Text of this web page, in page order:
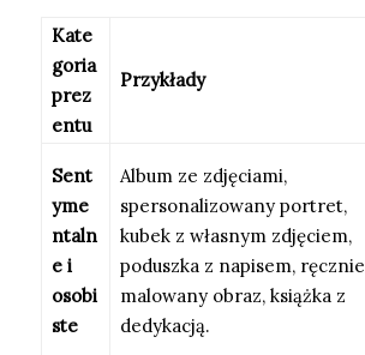
Kate
goria
prez
entu
Przykłady
Sent
yme
ntaln
e i
osobi
ste
Album ze zdjęciami,
spersonalizowany portret,
kubek z własnym zdjęciem,
poduszka z napisem, ręcznie
malowany obraz, książka z
dedykacją.